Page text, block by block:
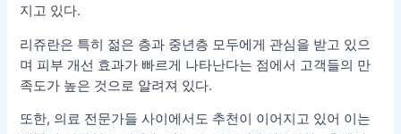
지고 있다.
리쥬란은 특히 젊은 층과 중년층 모두에게 관심을 받고 있으
며 피부 개선 효과가 빠르게 나타난다는 점에서 고객들의 만
족도가 높은 것으로 알려져 있다.
또한, 의료 전문가들 사이에서도 추천이 이어지고 있어 이는